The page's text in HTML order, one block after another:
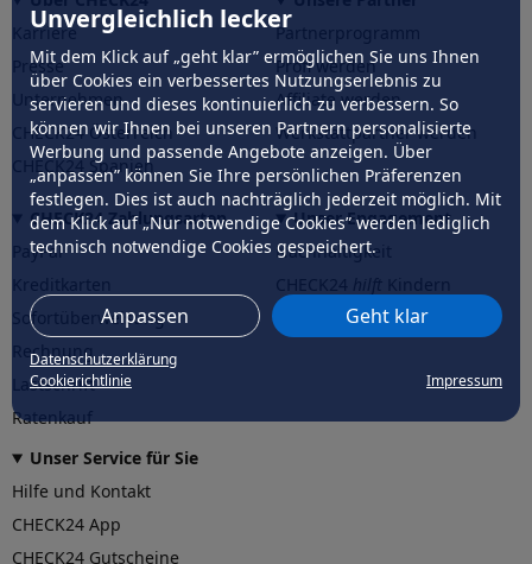
Unvergleichlich lecker
Mit dem Klick auf „geht klar” ermöglichen Sie uns Ihnen
über Cookies ein verbessertes Nutzungserlebnis zu
servieren und dieses kontinuierlich zu verbessern. So
können wir Ihnen bei unseren Partnern personalisierte
Werbung und passende Angebote anzeigen. Über
„anpassen” können Sie Ihre persönlichen Präferenzen
festlegen. Dies ist auch nachträglich jederzeit möglich. Mit
dem Klick auf „Nur notwendige Cookies” werden lediglich
technisch notwendige Cookies gespeichert.
Anpassen Geht klar
Datenschutzerklärung
Cookierichtlinie
Impressum
Karriere
Presse
Unternehmen
CHECK24 Österreich
CHECK24 Spanien
Partnerprogramm
Profi werden
Affiliate werden
Werkstattpartner werden
CHECK24 Zahlungsarten
PayPal
Sofortüberweisung
Rechnung
Lastschrift
Ratenkauf
Unser Engagement
Nachhaltigkeit
CHECK24hilftder Natur
Unser Service für Sie
Hilfe und Kontakt
CHECK24 App
CHECK24 Gutscheine